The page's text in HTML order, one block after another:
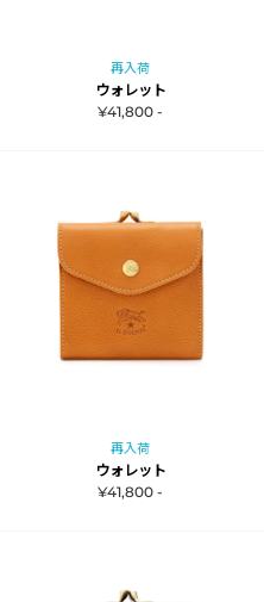
再入荷
ウォレット
¥41,800 -
再入荷
ウォレット
¥41,800 -